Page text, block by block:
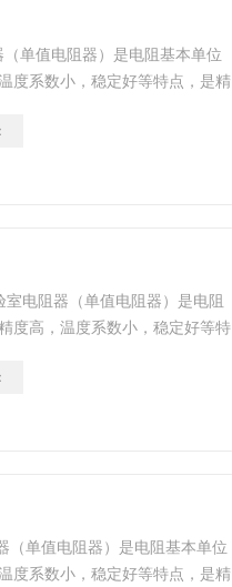
单值电阻器）是电阻基本单位
度系数小，稳定好等特点，是精
器输出端的统一信号。
电阻器（单值电阻器）是电阻
度高，温度系数小，稳定好等特
电量变送器输出端的统一信号。
（单值电阻器）是电阻基本单位
度系数小，稳定好等特点，是精